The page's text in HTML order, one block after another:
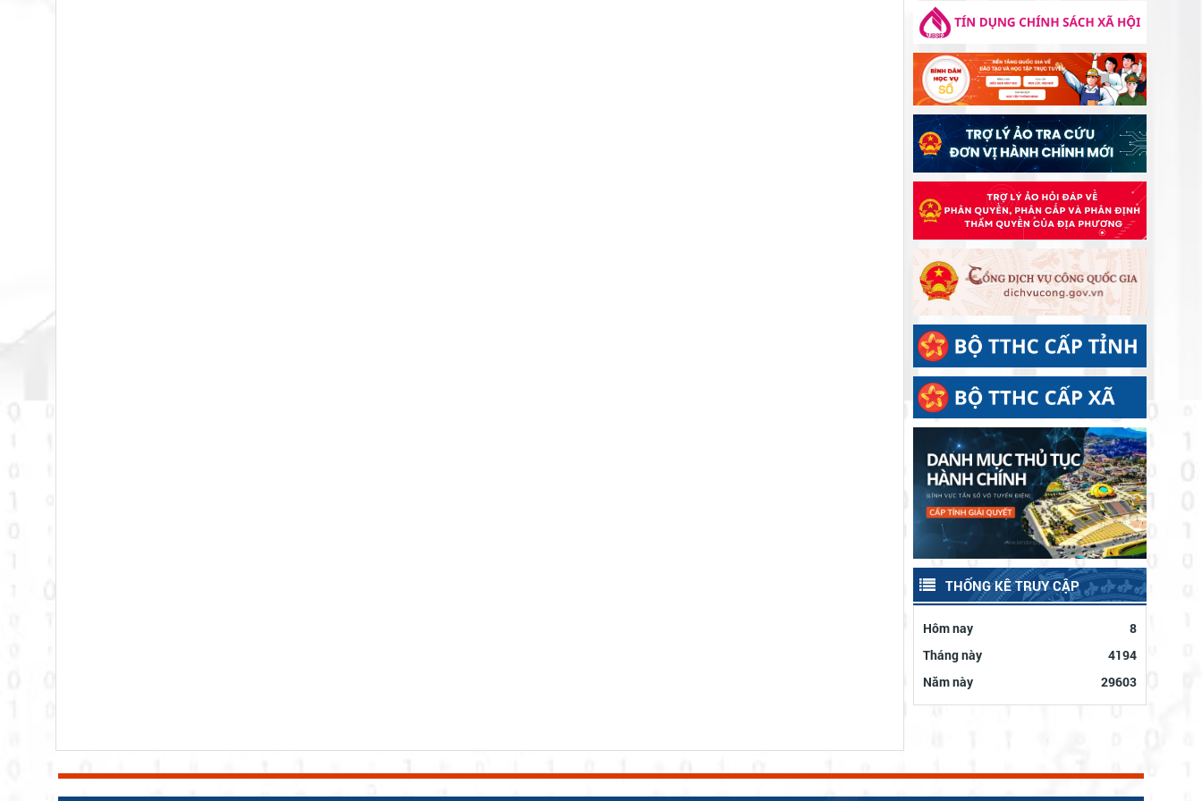
GẶP MẶT, TẶNG QUÀ NGƯỜI CÓ
CÔNG NHÂN DỊP KỶ NIỆM 79 NĂM
NGÀY THƯƠNG BINH - LIỆT SĨ
LIỆT SĨ
ĐẢNG ỦY CƠ SỞ CÁC CƠ QUAN
ĐẢNG XÃ ĐẠ TẺH TỔ CHỨC THĂM
HỎI, TẶNG QUÀ GIA ĐÌNH CHÍNH
SÁCH NHÂN KỶ NIỆM 79 NĂM NGÀY
THƯƠNG BINH - LIỆT SĨ
THỐNG KÊ TRUY CẬP
Hôm nay
8
Tháng này
4194
Năm này
29603